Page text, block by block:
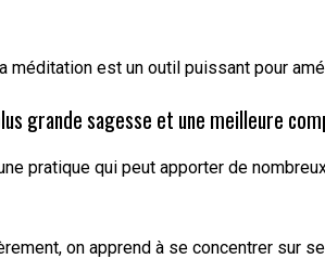
méditation est un outil puissant pour
grande sagesse et une meilleure
pratique qui peut apporter de
on apprend à se concentrer sur